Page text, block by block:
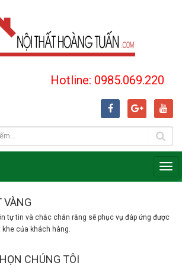
Hotline: 0985.069.220
VÀNG
tự tin và chắc chắn rằng sẽ phục vụ đáp ứng được
của khách hàng.
CHÚNG TÔI